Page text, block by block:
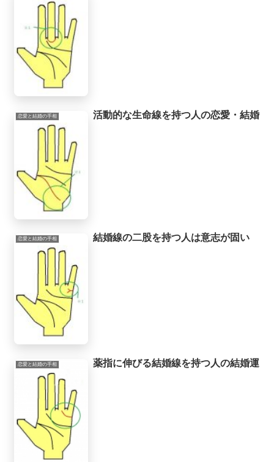
恋愛と結婚の手相 活動的な生命線を持つ人の恋愛・結婚
恋愛と結婚の手相 結婚線の二股を持つ人は意志が固い
恋愛と結婚の手相 薬指に伸びる結婚線を持つ人の結婚運